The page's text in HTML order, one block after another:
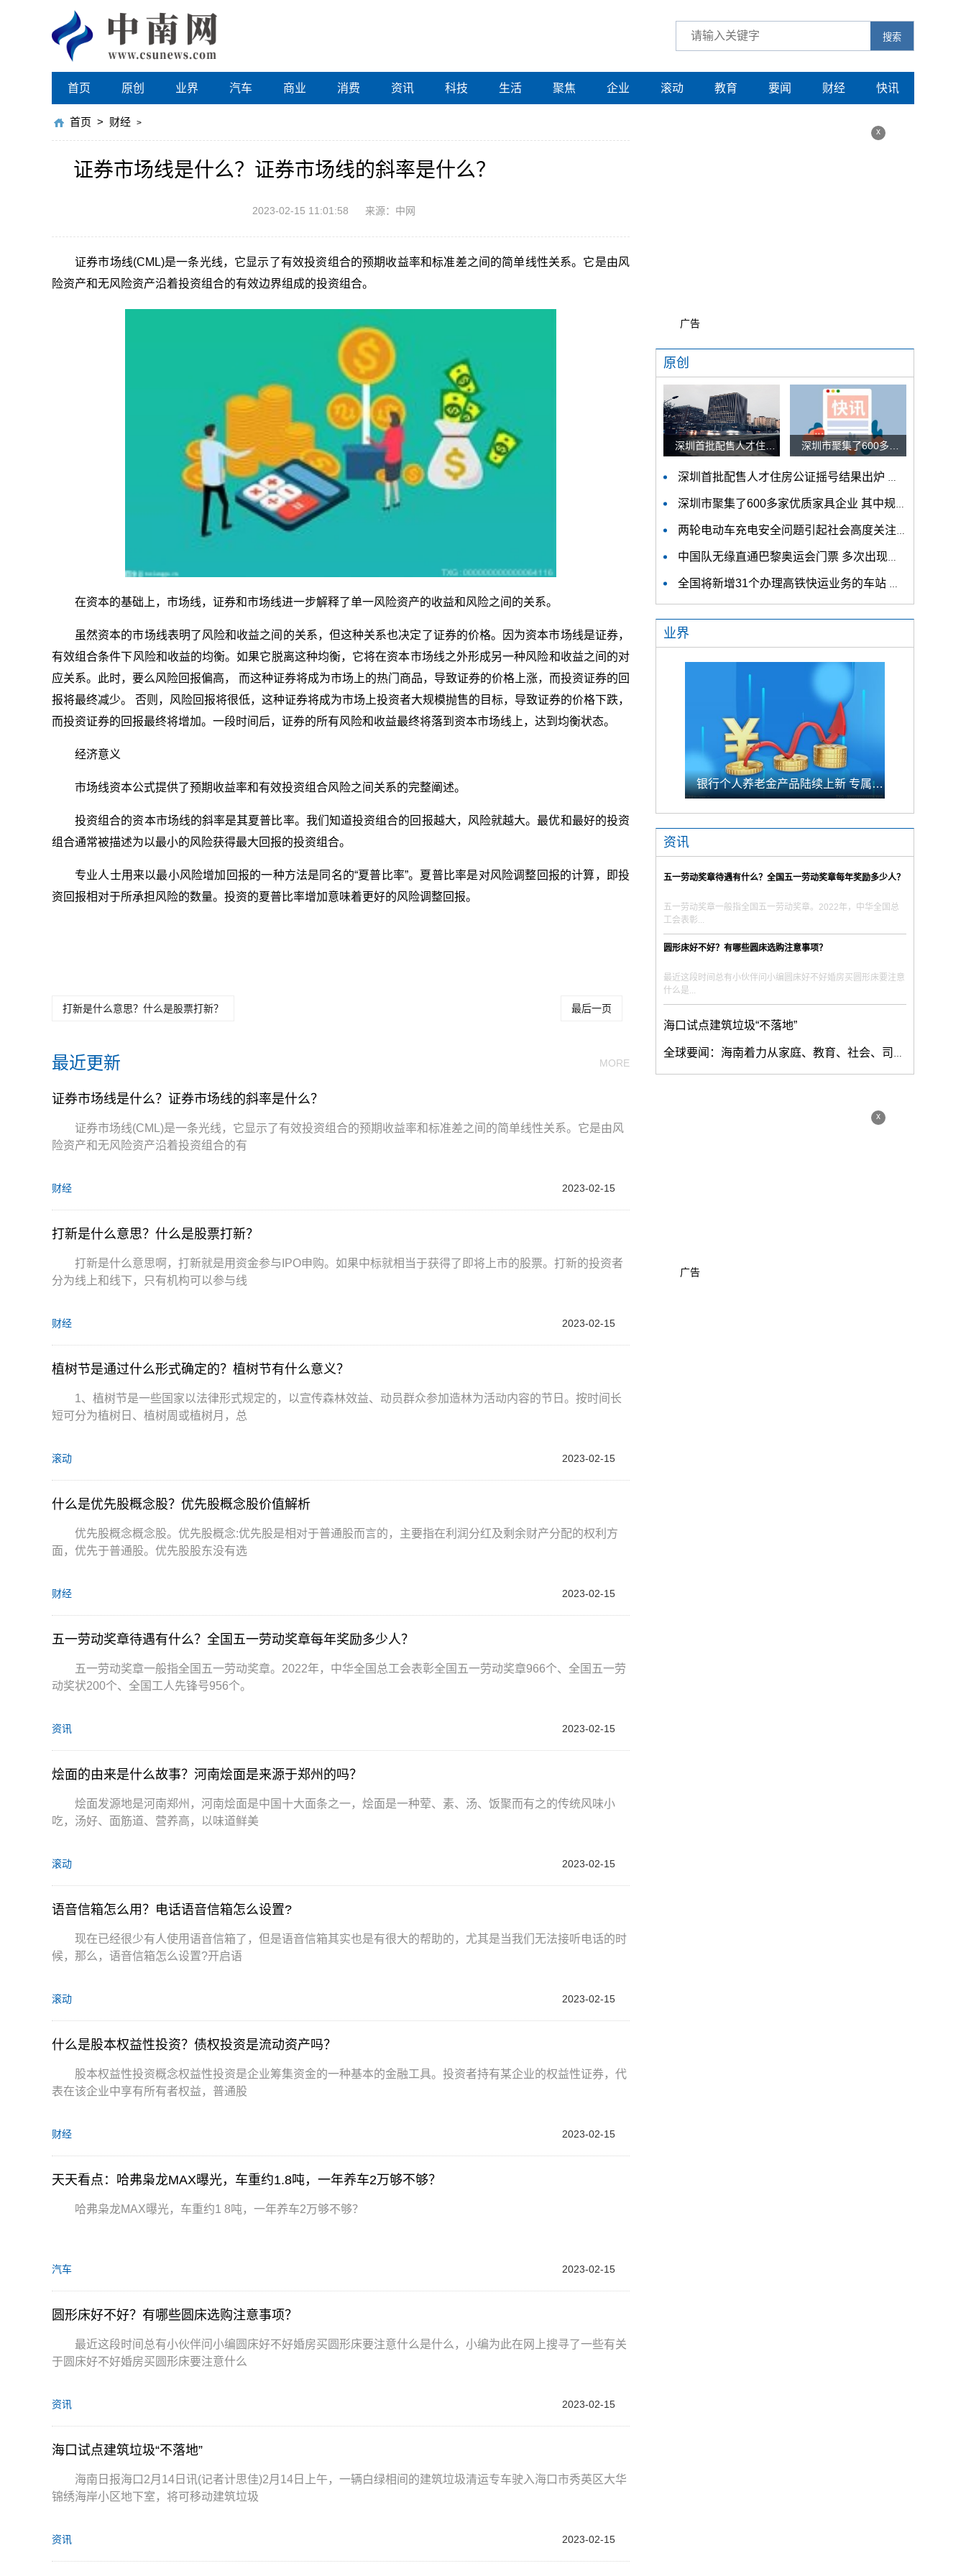
搜索
首页 原创 业界 汽车 商业 消费 资讯 科技 生活 聚焦 企业 滚动 教育 要闻 财经 快讯
首页 > 财经 >
证券市场线是什么？证券市场线的斜率是什么？
2023-02-15 11:01:58 来源：中网
证券市场线(CML)是一条光线，它显示了有效投资组合的预期收益率和标准差之间的简单线性关系。它是由风
险资产和无风险资产沿着投资组合的有效边界组成的投资组合。
在资本的基础上，市场线，证券和市场线进一步解释了单一风险资产的收益和风险之间的关系。
虽然资本的市场线表明了风险和收益之间的关系，但这种关系也决定了证券的价格。因为资本市场线是证券，
有效组合条件下风险和收益的均衡。如果它脱离这种均衡，它将在资本市场线之外形成另一种风险和收益之间的对
应关系。此时，要么风险回报偏高， 而这种证券将成为市场上的热门商品，导致证券的价格上涨，而投资证券的回
报将最终减少。 否则，风险回报将很低，这种证券将成为市场上投资者大规模抛售的目标，导致证券的价格下跌，
而投资证券的回报最终将增加。一段时间后，证券的所有风险和收益最终将落到资本市场线上，达到均衡状态。
经济意义
市场线资本公式提供了预期收益率和有效投资组合风险之间关系的完整阐述。
投资组合的资本市场线的斜率是其夏普比率。我们知道投资组合的回报越大，风险就越大。最优和最好的投资
组合通常被描述为以最小的风险获得最大回报的投资组合。
专业人士用来以最小风险增加回报的一种方法是同名的“夏普比率”。夏普比率是对风险调整回报的计算，即投
资回报相对于所承担风险的数量。投资的夏普比率增加意味着更好的风险调整回报。
打新是什么意思？什么是股票打新？ 最后一页
最近更新 MORE
证券市场线是什么？证券市场线的斜率是什么？
证券市场线(CML)是一条光线，它显示了有效投资组合的预期收益率和标准差之间的简单线性关系。它是由风
险资产和无风险资产沿着投资组合的有
财经 2023-02-15
打新是什么意思？什么是股票打新？
打新是什么意思啊，打新就是用资金参与IPO申购。如果中标就相当于获得了即将上市的股票。打新的投资者
分为线上和线下，只有机构可以参与线
财经 2023-02-15
植树节是通过什么形式确定的？植树节有什么意义？
1、植树节是一些国家以法律形式规定的，以宣传森林效益、动员群众参加造林为活动内容的节日。按时间长
短可分为植树日、植树周或植树月，总
滚动 2023-02-15
什么是优先股概念股？优先股概念股价值解析
优先股概念概念股。优先股概念:优先股是相对于普通股而言的，主要指在利润分红及剩余财产分配的权利方
面，优先于普通股。优先股股东没有选
财经 2023-02-15
五一劳动奖章待遇有什么？全国五一劳动奖章每年奖励多少人？
五一劳动奖章一般指全国五一劳动奖章。2022年，中华全国总工会表彰全国五一劳动奖章966个、全国五一劳
动奖状200个、全国工人先锋号956个。
资讯 2023-02-15
烩面的由来是什么故事？河南烩面是来源于郑州的吗？
烩面发源地是河南郑州，河南烩面是中国十大面条之一，烩面是一种荤、素、汤、饭聚而有之的传统风味小
吃，汤好、面筋道、营养高，以味道鲜美
滚动 2023-02-15
语音信箱怎么用？电话语音信箱怎么设置?
现在已经很少有人使用语音信箱了，但是语音信箱其实也是有很大的帮助的，尤其是当我们无法接听电话的时
候，那么，语音信箱怎么设置?开启语
滚动 2023-02-15
什么是股本权益性投资？债权投资是流动资产吗？
股本权益性投资概念权益性投资是企业筹集资金的一种基本的金融工具。投资者持有某企业的权益性证券，代
表在该企业中享有所有者权益，普通股
财经 2023-02-15
天天看点：哈弗枭龙MAX曝光，车重约1.8吨，一年养车2万够不够？
哈弗枭龙MAX曝光，车重约1 8吨，一年养车2万够不够？
汽车 2023-02-15
圆形床好不好？有哪些圆床选购注意事项？
最近这段时间总有小伙伴问小编圆床好不好婚房买圆形床要注意什么是什么，小编为此在网上搜寻了一些有关
于圆床好不好婚房买圆形床要注意什么
资讯 2023-02-15
海口试点建筑垃圾“不落地”
海南日报海口2月14日讯(记者计思佳)2月14日上午，一辆白绿相间的建筑垃圾清运专车驶入海口市秀英区大华
锦绣海岸小区地下室，将可移动建筑垃圾
资讯 2023-02-15
x
广告
原创
深圳首批配售人才住房公证摇号结果出炉 认购家庭将于12月9日起选房
深圳市聚集了600多家优质家具企业 其中规模以上企业占比90%
两轮电动车充电安全问题引起社会高度关注 多措并举强化充电安全监管
中国队无缘直通巴黎奥运会门票 多次出现失误平衡木唐茜靖、罗蕊掉木
全国将新增31个办理高铁快运业务的车站 高铁快运车站将达280个
业界
银行个人养老金产品陆续上新 专属储蓄期限偏1年至5年的中长期
资讯
五一劳动奖章待遇有什么？全国五一劳动奖章每年奖励多少人？
五一劳动奖章一般指全国五一劳动奖章。2022年，中华全国总
工会表彰...
圆形床好不好？有哪些圆床选购注意事项？
最近这段时间总有小伙伴问小编圆床好不好婚房买圆形床要注意
什么是...
海口试点建筑垃圾“不落地”
全球要闻：海南着力从家庭、教育、社会、司法方面加强未成年人保护
x
广告